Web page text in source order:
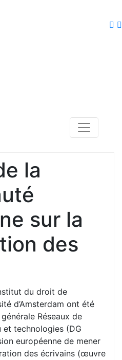
la
sur la
des
du droit de
d’Amsterdam ont été
Réseaux de
technologies (DG
européenne de mener
des écrivains (œuvre